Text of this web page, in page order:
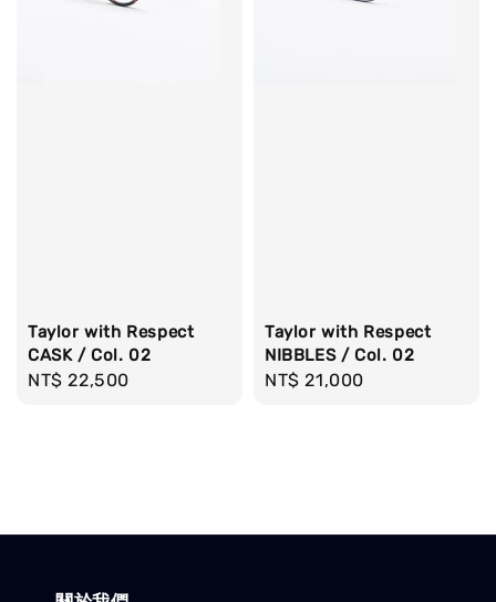
Taylor with Respect
CASK / Col. 02
Regular
NT$ 22,500
Taylor with Respect
NIBBLES / Col. 02
Regular
NT$ 21,000